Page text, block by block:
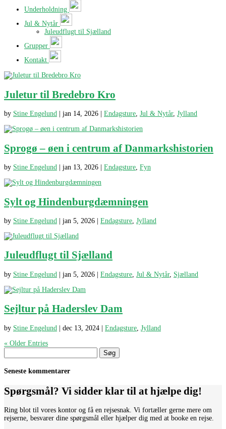
Underholdning
Jul & Nytår
Juleudflugt til Sjælland
Grupper
Kontakt
Juletur til Bredebro Kro
by Stine Engelund jan 14, 2026 Endagsture, Jul & Nytår, Jylland
Sprogø – øen i centrum af Danmarkshistorien
by Stine Engelund jan 13, 2026 Endagsture, Fyn
Sylt og Hindenburgdæmningen
by Stine Engelund jan 5, 2026 Endagsture Jylland
Juleudflugt til Sjælland
by Stine Engelund jan 5, 2026 Endagsture Jul & Nytår, Sjælland
Sejltur på Haderslev Dam
by Stine Engelund | dec 13, 2024 | Endagsture Jylland
« Older Entries
Søg
efter:
Seneste kommentarer
Spørgsmål? Vi sidder klar til at hjælpe dig!
Ring blot til vores kontor og få en rejsesnak. Vi fortæller gerne mere om
rejserne, besvarer dine spørgsmål eller hjælper dig med at booke en rejse.